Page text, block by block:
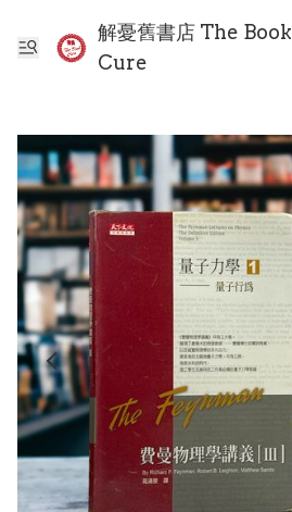
解憂舊書店 The Book
Cure